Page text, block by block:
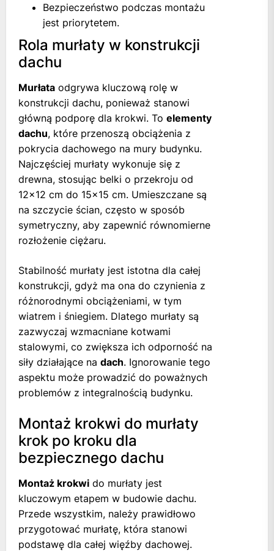
Bezpieczeństwo podczas montażu
jest priorytetem.
Rola murłaty w konstrukcji
dachu
Murłata odgrywa kluczową rolę w
konstrukcji dachu, ponieważ stanowi
główną podporę dla krokwi. To elementy
dachu, które przenoszą obciążenia z
pokrycia dachowego na mury budynku.
Najczęściej murłaty wykonuje się z
drewna, stosując belki o przekroju od
12×12 cm do 15×15 cm. Umieszczane są
na szczycie ścian, często w sposób
symetryczny, aby zapewnić równomierne
rozłożenie ciężaru.
Stabilność murłaty jest istotna dla całej
konstrukcji, gdyż ma ona do czynienia z
różnorodnymi obciążeniami, w tym
wiatrem i śniegiem. Dlatego murłaty są
zazwyczaj wzmacniane kotwami
stalowymi, co zwiększa ich odporność na
siły działające na dach. Ignorowanie tego
aspektu może prowadzić do poważnych
problemów z integralnością budynku.
Montaż krokwi do murłaty
krok po kroku dla
bezpiecznego dachu
Montaż krokwi do murłaty jest
kluczowym etapem w budowie dachu.
Przede wszystkim, należy prawidłowo
przygotować murłatę, która stanowi
podstawę dla całej więźby dachowej.